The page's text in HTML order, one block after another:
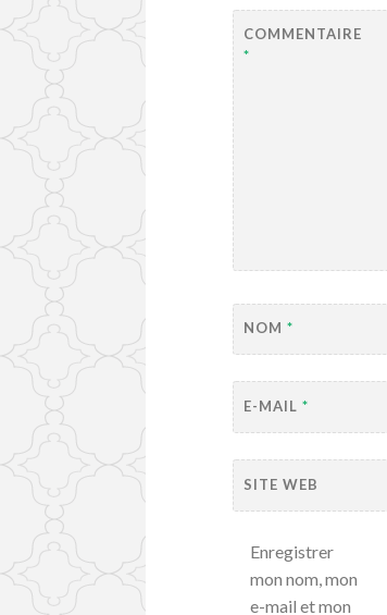
COMMENTAIRE
*
NOM*
E-MAIL*
SITE WEB
Enregistrer
mon nom, mon
e-mail et mon